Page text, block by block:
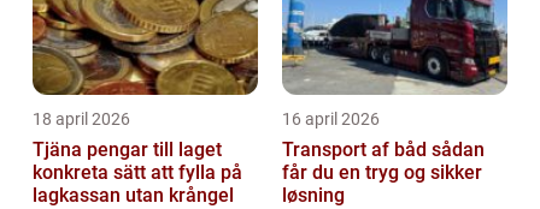
18 april 2026
Tjäna pengar till laget
konkreta sätt att fylla på
lagkassan utan krångel
16 april 2026
Transport af båd sådan
får du en tryg og sikker
løsning